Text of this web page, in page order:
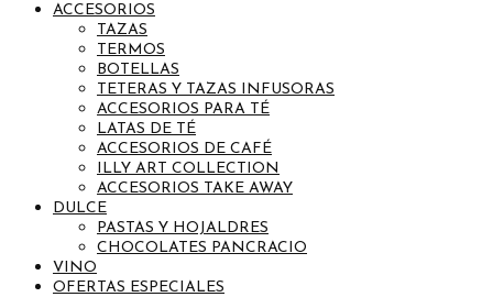
ACCESORIOS
TAZAS
TERMOS
BOTELLAS
TETERAS Y TAZAS INFUSORAS
ACCESORIOS PARA TÉ
LATAS DE TÉ
ACCESORIOS DE CAFÉ
ILLY ART COLLECTION
ACCESORIOS TAKE AWAY
DULCE
PASTAS Y HOJALDRES
CHOCOLATES PANCRACIO
VINO
OFERTAS ESPECIALES